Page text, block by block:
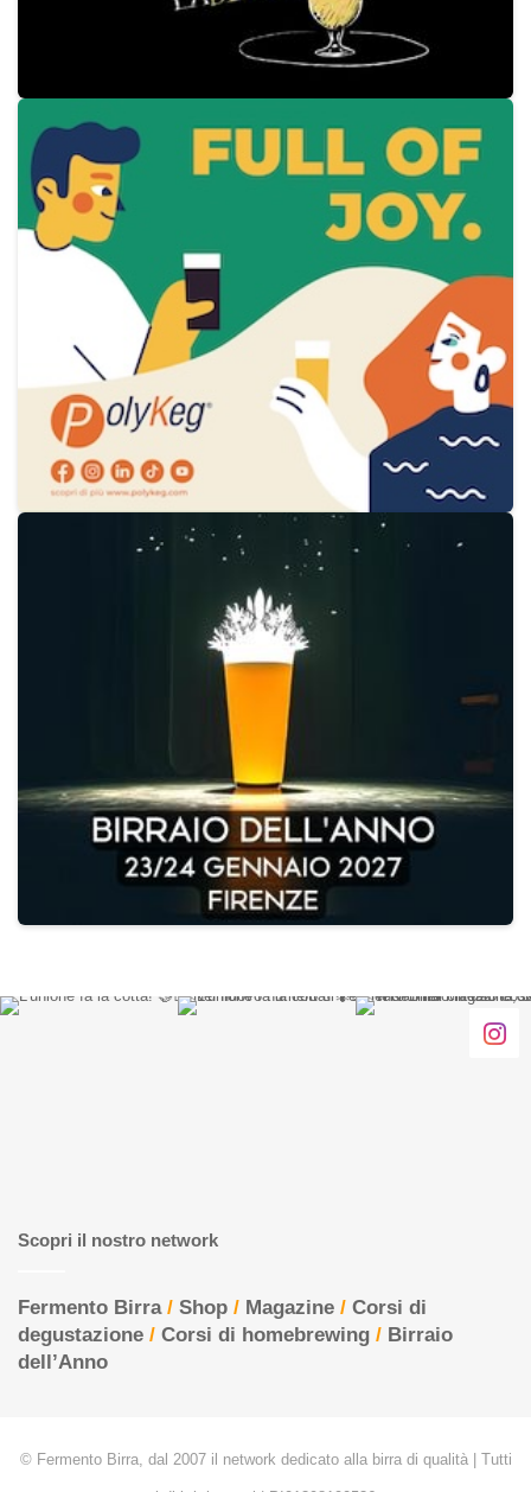
Scopri il nostro network
Fermento Birra/ Shop / Magazine / Corsi di
degustazione / Corsi di homebrewing / Birraio
dell’Anno
© Fermento Birra, dal 2007 il network dedicato alla birra di qualità | Tutti